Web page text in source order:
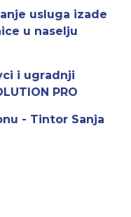
usluga izade
u naselju
i ugradnji
PRO
- Tintor Sanja